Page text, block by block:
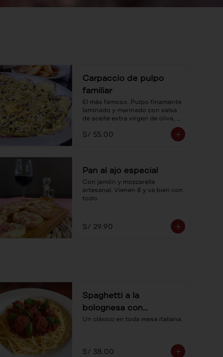
Carpaccio de pulpo
familiar
El más famoso. Pulpo finamente
laminado y marinado con salsa
de aceite extra virgen de oliva,
alcaparras y sus tostaditas! Para
compartir.
S/ 55.00
Pan al ajo especial
Con jamón y mozzarella
artesanal. Vienen 8 y va bien con
todo.
S/ 29.90
Spaghetti a la
bolognesa con
albóndigas
Un clásico en toda mesa italiana.
S/ 38.00